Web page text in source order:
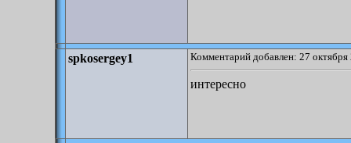
spkosergey1 Комментарий добавлен: 27
интересно